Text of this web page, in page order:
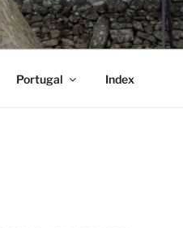
Portugal Index